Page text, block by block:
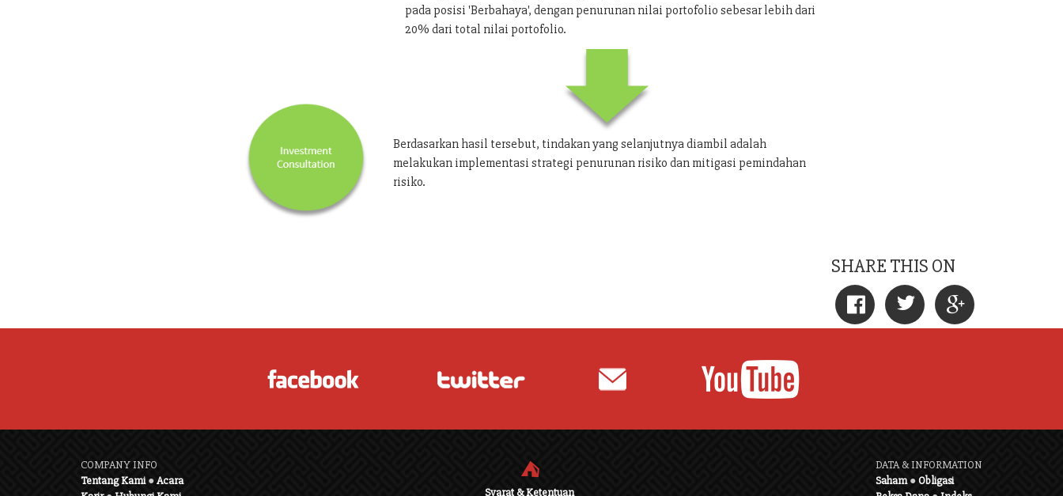
pada posisi 'Berbahaya', dengan penurunan nilai portofolio sebesar lebih dari
20% dari total nilai portofolio.
Berdasarkan hasil tersebut, tindakan yang selanjutnya diambil adalah
melakukan implementasi strategi penurunan risiko dan mitigasi pemindahan
risiko.
SHARE THIS ON
COMPANY INFO
Tentang Kami●Acara
DATA & INFORMATION
Saham●Obligasi
⛺
Syarat & Ketentuan